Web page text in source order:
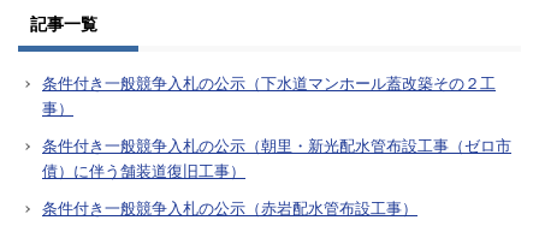
記事一覧
条件付き一般競争入札の公示（下水道マンホール蓋改築その２工
事）
条件付き一般競争入札の公示（朝里・新光配水管布設工事（ゼロ市
債）に伴う舗装道復旧工事）
条件付き一般競争入札の公示（赤岩配水管布設工事）